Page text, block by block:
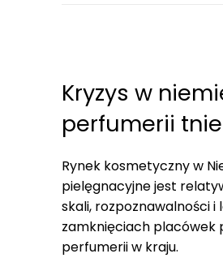
Kryzys w
perfumerii
Rynek kosmetyczny w
pielęgnacyjne jest
skali, rozpoznawalności
zamknięciach placówek
perfumerii w kraju.